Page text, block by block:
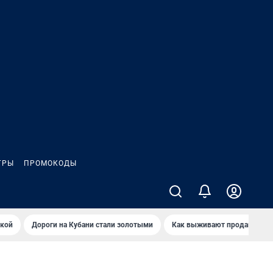
ПРОМОКОДЫ
Дороги на Кубани стали золотыми Как выживают продавцы